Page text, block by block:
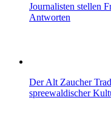
Journalisten stellen
Antworten
Der Alt Zaucher
spreewaldischer